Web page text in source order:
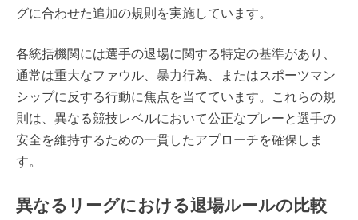
グに合わせた追加の規則を実施しています。
各統括機関には選手の退場に関する特定の基準があり、
通常は重大なファウル、暴力行為、またはスポーツマン
シップに反する行動に焦点を当てています。これらの規
則は、異なる競技レベルにおいて公正なプレーと選手の
安全を維持するための一貫したアプローチを確保しま
す。
異なるリーグにおける退場ルールの比較